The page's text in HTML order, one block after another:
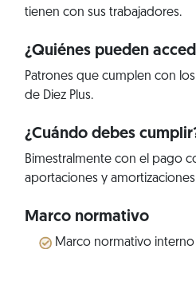
tienen con sus trabajadores.
¿Quiénes pueden
Patrones que cumplen con
de Diez Plus.
¿Cuándo debes
Bimestralmente con el pago
aportaciones y
Marco normativo
Marco normativo